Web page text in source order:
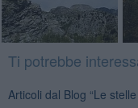
Ti potrebbe
Articoli dal Blog “Le